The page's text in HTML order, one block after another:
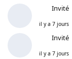
Invité
il y a 7 jours
Invité
il y a 7 jours